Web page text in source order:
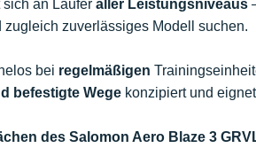
sich an Läufer aller Leistungsniveaus
zugleich zuverlässiges Modell suchen.
bei regelmäßigen
befestigte Wege konzipiert und
des Salomon Aero Blaze 3